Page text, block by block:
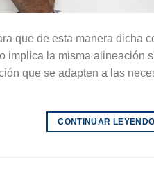
que de esta manera dicha
implica la misma alineación
que se adapten a las
CONTINUAR LEYENDO